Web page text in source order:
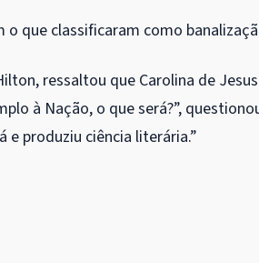
que classificaram como
ressaltou que Carolina de
à Nação, o que será?”,
produziu ciência literária.”